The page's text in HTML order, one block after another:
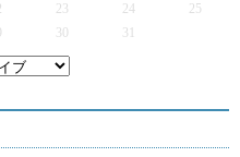
23 24
25
30 31